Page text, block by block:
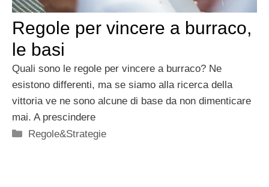
Regole per vincere a burraco,
le basi
Quali sono le regole per vincere a burraco? Ne
esistono differenti, ma se siamo alla ricerca della
vittoria ve ne sono alcune di base da non dimenticare
mai. A prescindere
Categorie
Regole&Strategie